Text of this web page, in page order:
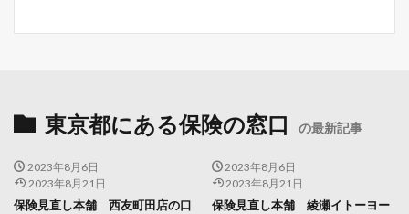
東京都にある保険の窓口 の最新記事
2023年8月6日
2023年8月21日
保険見直し本舗 西友町田店の口
2023年8月6日
2023年8月21日
保険見直し本舗 綾瀬イトーヨー